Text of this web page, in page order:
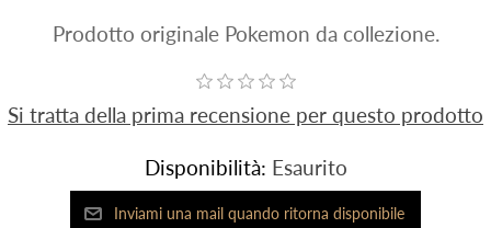
Prodotto originale Pokemon da collezione.
Si tratta della prima recensione per questo prodotto
Disponibilità: Esaurito